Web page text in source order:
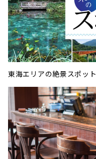
東海エリアの絶景スポット